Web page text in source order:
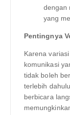
dengan
yang
Pentingnya
Karena
komunikasi
tidak boleh
terlebih
berbicara